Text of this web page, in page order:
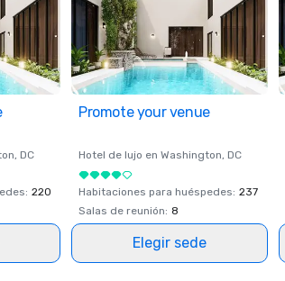
, DC
: 220
Promote your venue
Hotel de lujo en Washington, DC
Habitaciones para huéspedes: 237
Salas de reunión: 8
Elegir sede